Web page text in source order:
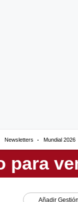
Newsletters Mundial 2026
Añadir Gestión